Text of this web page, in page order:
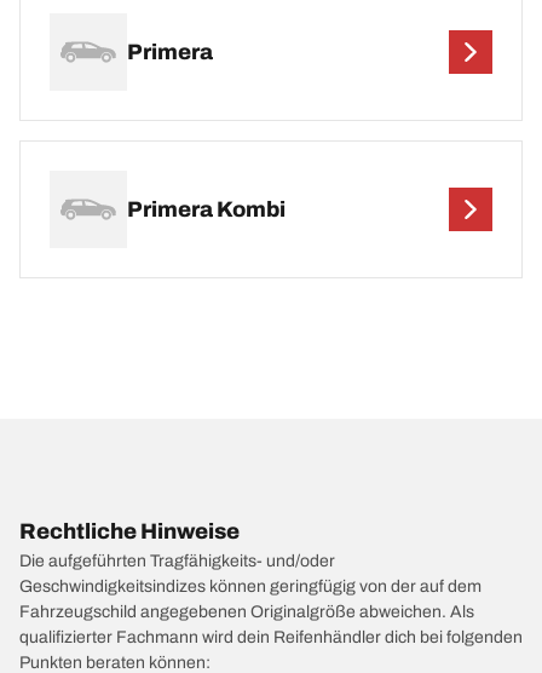
Primera
Primera Kombi
Rechtliche Hinweise
Die aufgeführten Tragfähigkeits- und/oder
Geschwindigkeitsindizes können geringfügig von der auf dem
Fahrzeugschild angegebenen Originalgröße abweichen. Als
qualifizierter Fachmann wird dein Reifenhändler dich bei folgenden
Punkten beraten können: